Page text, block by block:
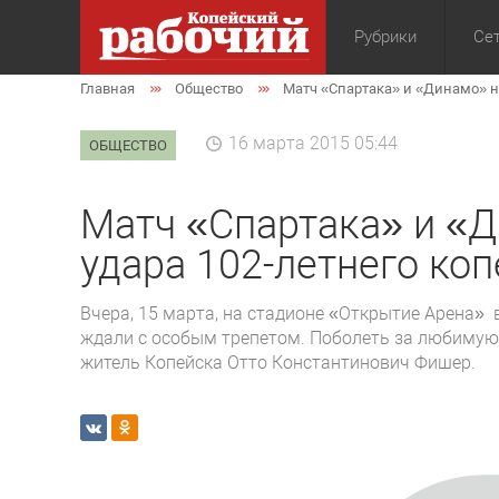
Рубрики
Общество
Главная Общество Матч «Спартака» и «Динамо»
ОБЩЕСТВО 16 марта 2015 05:44
Матч «Спартака» и
удара 102-летнего
Вчера, 15 марта, на стадионе «Открытие Арена»
ждали с особым трепетом. Поболеть за
житель Копейска Отто Константинович Фишер.